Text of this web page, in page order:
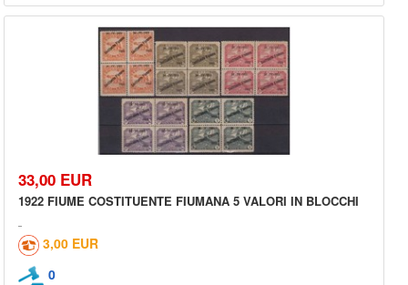
33,00 EUR
1922 FIUME COSTITUENTE FIUMANA 5 VALORI IN BLOCCHI
3,00 EUR
0